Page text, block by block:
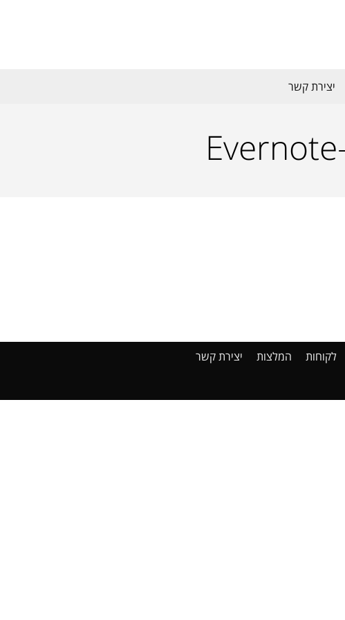
יצירת קשר
לקוחות המלצות יצירת קשר